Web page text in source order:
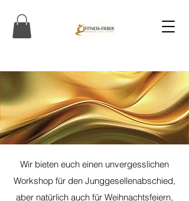
Wir bieten euch einen unvergesslichen
Workshop für den Junggesellenabschied,
aber natürlich auch für Weihnachtsfeiern,